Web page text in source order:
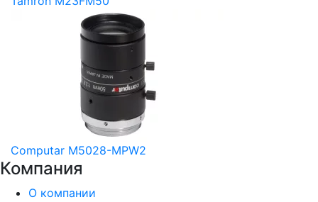
Computar M5028-MPW2
Компания
О компании